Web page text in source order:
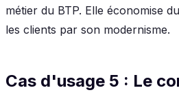
métier du BTP. Elle économise
les clients par son modernisme.
Cas d'usage 5 : Le